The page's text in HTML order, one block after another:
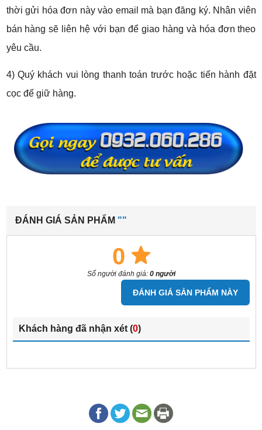
thời gửi hóa đơn này vào email mà bạn đăng ký. Nhân viên
bán hàng sẽ liên hệ với bạn để giao hàng và hóa đơn theo
yêu cầu.
4) Quý khách vui lòng thanh toán trước hoặc tiến hành đặt
cọc để giữ hàng.
ĐÁNH GIÁ SẢN PHẨM ""
0
Số người đánh giá: 0 người
ĐÁNH GIÁ SẢN PHẨM NÀY
Khách hàng đã nhận xét (0)